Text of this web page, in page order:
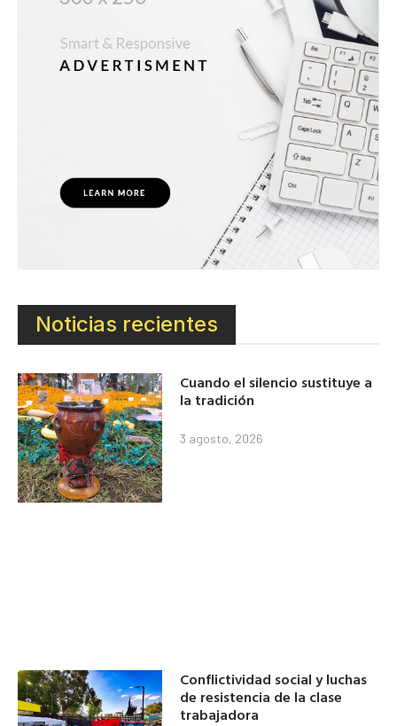
Noticias recientes
Cuando el silencio sustituye a
la tradición
3 agosto, 2026
Conflictividad social y luchas
de resistencia de la clase
trabajadora